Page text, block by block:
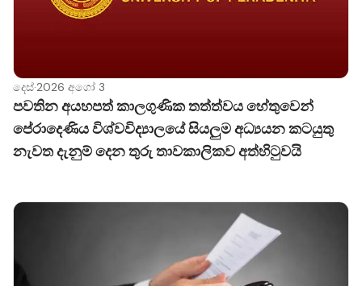
දෙස්·2026 අගෝ 3
පවතින අයහපත් කාලගුණික තත්ත්වය හේතුවෙන්
පේරාදෙණිය විශ්වවිද්‍යාලයේ සියලුම අධ්‍යයන කටයුතු
නැවත දැනුම් දෙන තුරු තාවකාලිකව අත්හිටුවයි